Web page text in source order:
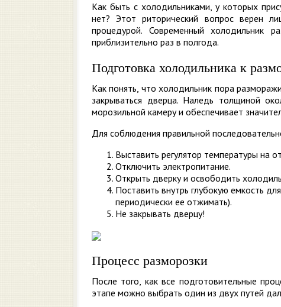
Как быть с холодильниками, у которых
нет? Этот риторический вопрос верен
процедурой. Современный холодильник
приблизительно раз в полгода.
Подготовка холодильника к
Как понять, что холодильник пора
закрываться дверца. Наледь толщиной
морозильной камеру и обеспечивает
Для соблюдения правильной
Выставить регулятор температуры на
Отключить электропитание.
Открыть дверку и освободить
Поставить внутрь глубокую емкость
периодически ее отжимать).
Не закрывать дверцу!
Процесс разморозки
После того, как все подготовительные
этапе можно выбрать один из двух путей